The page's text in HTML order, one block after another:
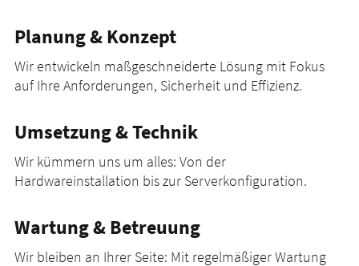
Planung & Konzept
Wir entwickeln maßgeschneiderte Lösung mit Fokus
auf Ihre Anforderungen, Sicherheit und Effizienz.
Umsetzung & Technik
Wir kümmern uns um alles: Von der
Hardwareinstallation bis zur Serverkonfiguration.
Wartung & Betreuung
Wir bleiben an Ihrer Seite: Mit regelmäßiger Wartung